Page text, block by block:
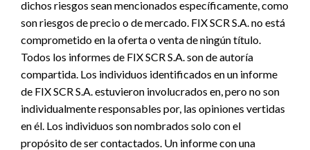
dichos riesgos sean mencionados específicamente, como
son riesgos de precio o de mercado. FIX SCR S.A. no está
comprometido en la oferta o venta de ningún título.
Todos los informes de FIX SCR S.A. son de autoría
compartida. Los individuos identificados en un informe
de FIX SCR S.A. estuvieron involucrados en, pero no son
individualmente responsables por, las opiniones vertidas
en él. Los individuos son nombrados solo con el
propósito de ser contactados. Un informe con una